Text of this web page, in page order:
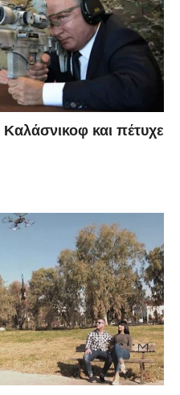
και πέτυχε